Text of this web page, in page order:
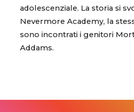
adolescenziale. La storia si
Nevermore Academy, la
sono incontrati i genitori
Addams.